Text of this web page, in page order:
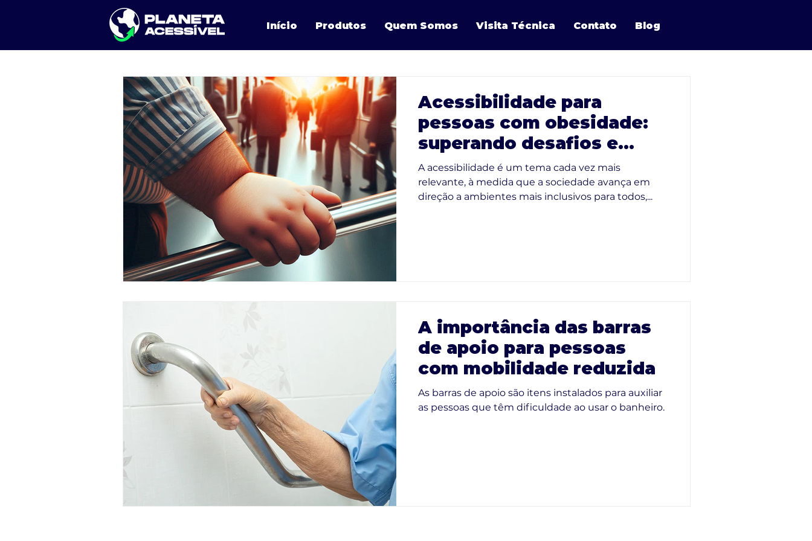
Início Produtos Quem Somos Visita Técnica Contato Blog
Acessibilidade para
pessoas com obesidade:
superando desafios e
implementando soluções
A acessibilidade é um tema cada vez mais
relevante, à medida que a sociedade avança em
direção a ambientes mais inclusivos para todos,...
A importância das barras
de apoio para pessoas
com mobilidade reduzida
As barras de apoio são itens instalados para auxiliar
as pessoas que têm dificuldade ao usar o banheiro.